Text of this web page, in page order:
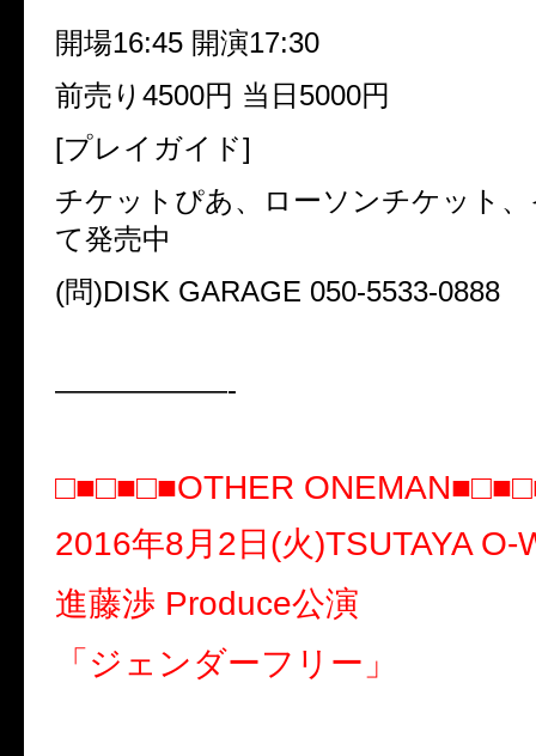
開場16:45 開演17:30
前売り 4500円 当日 5000円
[プレイガイド]
チケットぴあ、ローソンチケット
て発売中
(問)DISK GARAGE 050-5533-0888
——————-
□■□■□■OTHER ONEMAN
2016年8月 2 日 (火)TSUTAYA O-
進藤渉 Produce公演
「ジェンダーフリー」